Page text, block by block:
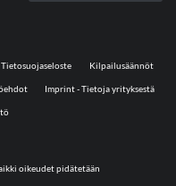
oikeudet pidätetään
Tietosuojaseloste Kilpailusäännöt
Imprint - Tietoja yrityksestä